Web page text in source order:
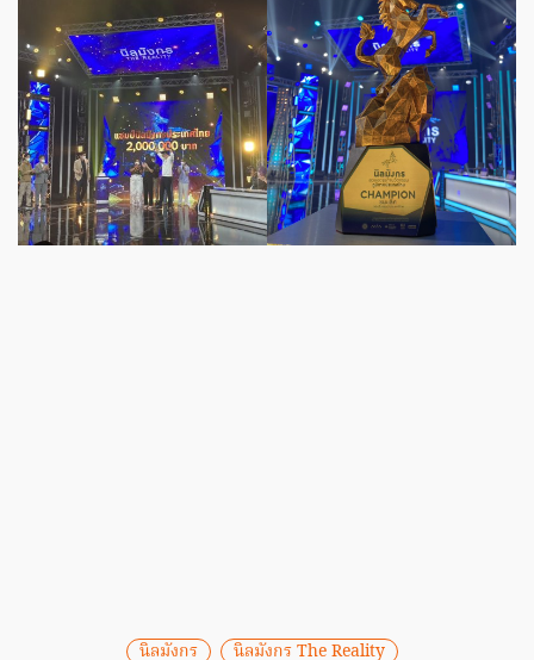
นิลมังกร นิลมังกร The Reality